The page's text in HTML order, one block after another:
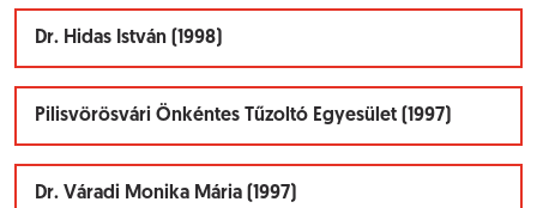
Dr. Hidas István (1998)
Pilisvörösvári Önkéntes Tűzoltó Egyesület (1997)
Dr. Váradi Monika Mária (1997)